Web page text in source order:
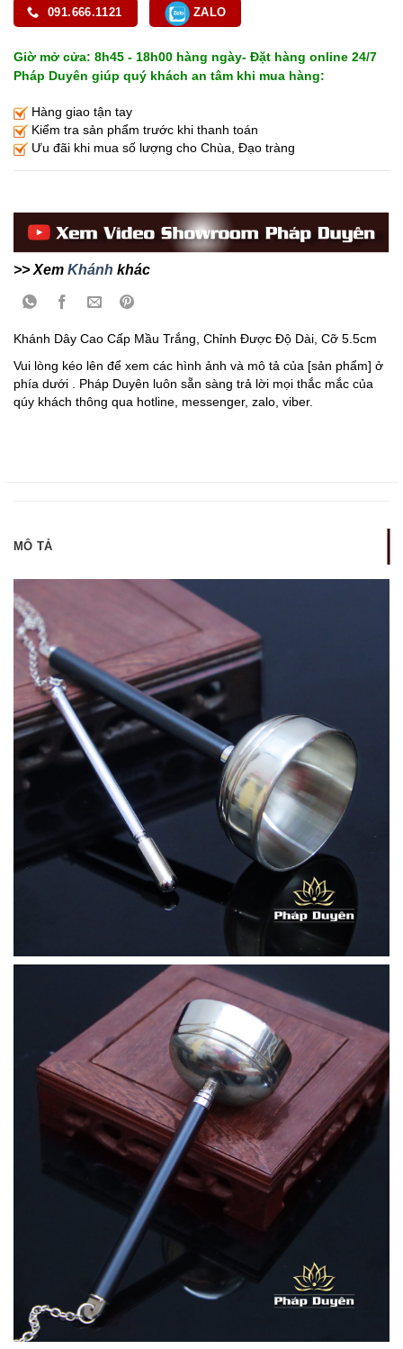
091.666.1121 ZALO
Giờ mở cửa: 8h45 - 18h00 hàng ngày- Đặt hàng online 24/7
Pháp Duyên giúp quý khách an tâm khi mua hàng:
Hàng giao tận tay
Kiểm tra sản phẩm trước khi thanh toán
Ưu đãi khi mua số lượng cho Chùa, Đạo tràng
>> Xem Khánh khác
Khánh Dây Cao Cấp Mầu Trắng, Chỉnh Được Độ Dài, Cỡ 5.5cm
Vui lòng kéo lên để xem các hình ảnh và mô tả của [sản phẩm] ở
phía dưới . Pháp Duyên luôn sẵn sàng trả lời mọi thắc mắc của
qúy khách thông qua hotline, messenger, zalo, viber.
MÔ TẢ